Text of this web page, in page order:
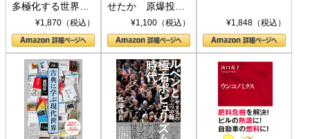
多極化する世界：
トランプとBRICS
の挑戦
¥1,870（税込）
せたか 原爆投
下、ソ連参戦、そ
して聖断 (PHP新
書)
¥1,100（税込） ¥1,848（税込）